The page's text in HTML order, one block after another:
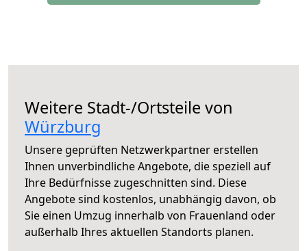
Weitere Stadt-/Ortsteile von
Würzburg
Unsere geprüften Netzwerkpartner erstellen
Ihnen unverbindliche Angebote, die speziell auf
Ihre Bedürfnisse zugeschnitten sind. Diese
Angebote sind kostenlos, unabhängig davon, ob
Sie einen Umzug innerhalb von Frauenland oder
außerhalb Ihres aktuellen Standorts planen.